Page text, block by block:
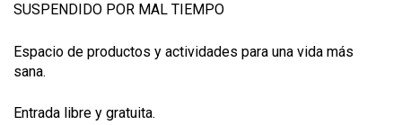
SUSPENDIDO POR MAL TIEMPO
Espacio de productos y actividades para una vida más
sana.
Entrada libre y gratuita.